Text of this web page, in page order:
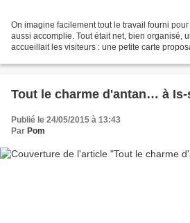
On imagine facilement tout le travail fourni
aussi accomplie. Tout était net, bien organisé,
accueillait les visiteurs : une petite carte
Tout le charme d'antan… à Is-
Publié le 24/05/2015 à 13:43
Par Pom